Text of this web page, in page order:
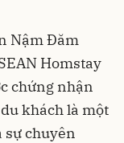
Nậm Đăm
Homstay
chứng nhận
khách là một
sự chuyên